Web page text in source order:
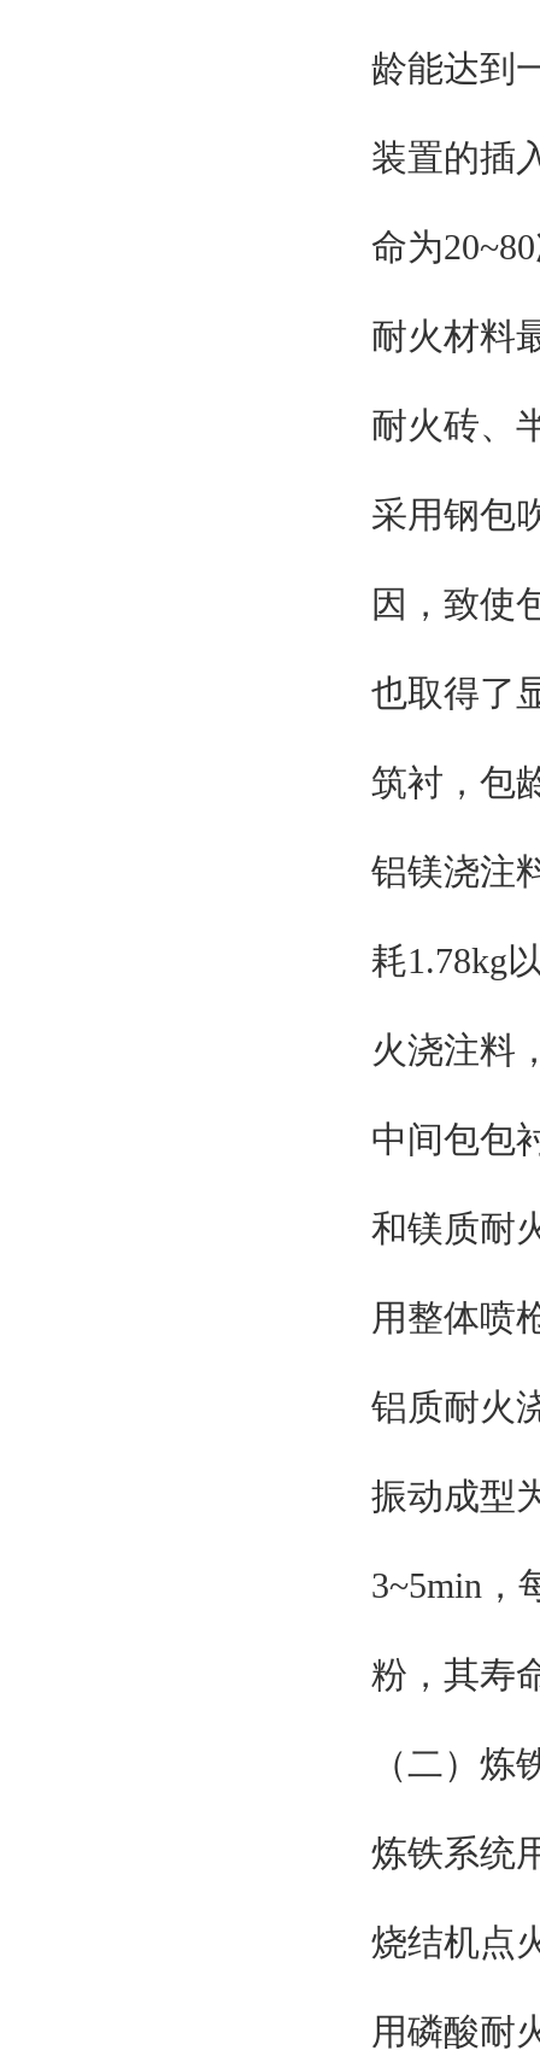
龄能达到
装置的插
命为
耐火材料
耐火砖、
采用钢包
因，致使
也取得了
筑衬，包
铝镁浇注
耗1.78kg
火浇注料
中间包包
和镁质耐
用整体喷
铝质耐火
振动成型
3~5min，
粉，其寿
（二）炼
炼铁系统
烧结机点
用磷酸耐